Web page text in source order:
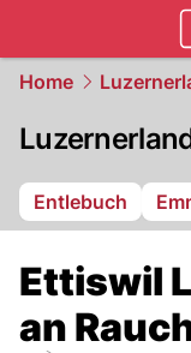
Home
Entlebuch
Ettiswil
an